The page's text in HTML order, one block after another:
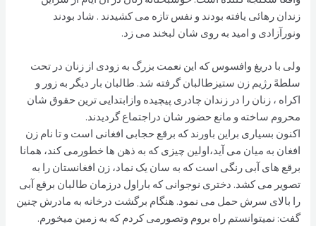
زندان رهائی یافته بودند و نفس تازه می کشیدند . شاد بودند
ونورآزادی و امید به روی شان لبخند می زد.
ولی با دریغ وافسوس که این نعمت بزرگ به زودی از زنان در تحت
سلطهً رژیم زن ستیزطالبان گرفته شد. طالبان بار دیگر به زور و
اکراه ، زنان را در زندان چادری پیچیده وازابتدایی ترین حقوق شان
محروم ساخته و مانع حضور شان دراجتماع گردیدند.
اکنون بسیاری براین باورند که برقع حجابی افغانی است و تا نام زن
افغان به میان می آید،اولین چیزی که به ذهن ها خطورمی کند، همانا
برقع های آبی رنگی است که به سان یک نماد، زن افغانستان را به
تصویر می کشد. دختری نوجوانی که باراول درزمان طالبان برقع آبی
را بالای سرش حمل می نمود. هنگام برگشت درخانه به مادرش چنین
گفت: نمیتوانستم راه بروم وتصورمی کردم که به زمین میخورم.